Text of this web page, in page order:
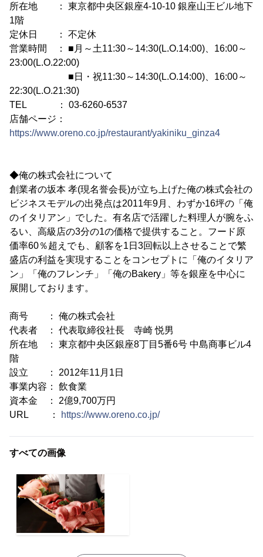
所在地 ： 東京都中央区銀座4-10-10 銀座山王ビル地下
1階
定休日 ： 不定休
営業時間 ： ■月～土11:30～14:30(L.O.14:00)、16:00～
23:00(L.O.22:00)
■日・祝11:30～14:30(L.O.14:00)、16:00～
22:30(L.O.21:30)
TEL ： 03-6260-6537
店舗ページ：
https://www.oreno.co.jp/restaurant/yakiniku_ginza4
◆俺の株式会社について
創業者の坂本 孝(現名誉会長)が立ち上げた俺の株式会社の
ビジネスモデルの出発点は2011年9月、わずか16坪の「俺
のイタリアン」でした。有名店で活躍した料理人が腕をふ
るい、高級店の3分の1の価格で提供すること。フード原
価率60％超えでも、顧客を1日3回転以上させることで繁
盛店の利益を実現することをコンセプトに「俺のイタリア
ン」「俺のフレンチ」「俺のBakery」等を銀座を中心に
展開しております。
商号 ： 俺の株式会社
代表者 ： 代表取締役社長 寺崎 悦男
所在地 ： 東京都中央区銀座8丁目5番6号 中島商事ビル4
階
設立 ： 2012年11月1日
事業内容： 飲食業
資本金 ： 2億9,700万円
URL ：
https://www.oreno.co.jp/
すべての画像